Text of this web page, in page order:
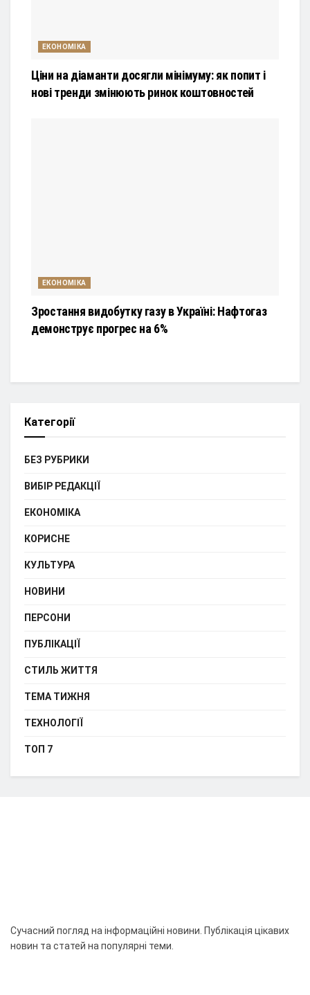
ЕКОНОМІКА
Ціни на діаманти досягли мінімуму: як попит і
нові тренди змінюють ринок коштовностей
ЕКОНОМІКА
Зростання видобутку газу в Україні: Нафтогаз
демонструє прогрес на 6%
Категорії
БЕЗ РУБРИКИ
ВИБІР РЕДАКЦІЇ
ЕКОНОМІКА
КОРИСНЕ
КУЛЬТУРА
НОВИНИ
ПЕРСОНИ
ПУБЛІКАЦІЇ
СТИЛЬ ЖИТТЯ
ТЕМА ТИЖНЯ
ТЕХНОЛОГІЇ
ТОП 7
Сучасний погляд на інформаційні новини. Публікація цікавих
новин та статей на популярні теми.